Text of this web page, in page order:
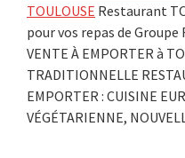
TOULOUSE Restaurant
pour vos repas de Groupe
VENTE À EMPORTER à
TRADITIONNELLE
EMPORTER : CUISINE
VÉGÉTARIENNE,